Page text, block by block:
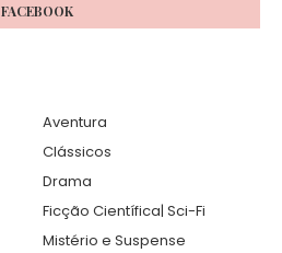
FACEBOOK
Aventura
Clássicos
Drama
Ficção Científica| Sci-Fi
Mistério e Suspense